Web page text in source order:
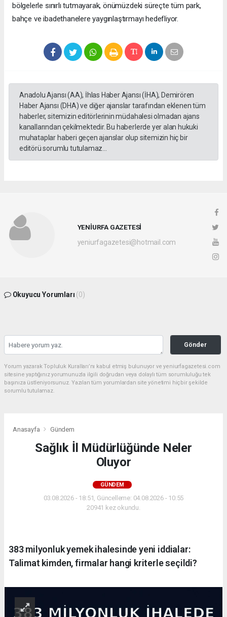
bölgelerle sınırlı tutmayarak, önümüzdeki süreçte tüm park,
bahçe ve ibadethanelere yaygınlaştırmayı hedefliyor.
Anadolu Ajansı (AA), İhlas Haber Ajansı (İHA), Demirören
Haber Ajansı (DHA) ve diğer ajanslar tarafından eklenen tüm
haberler, sitemizin editörlerinin müdahalesi olmadan ajans
kanallarından çekilmektedir. Bu haberlerde yer alan hukuki
muhataplar haberi geçen ajanslar olup sitemizin hiç bir
editörü sorumlu tutulamaz...
YENİURFA GAZETESİ
yeniurfagazetesi@hotmail.com
Okuyucu Yorumları (0)
Gönder
Yorum yazarak Topluluk Kuralları’nı kabul etmiş bulunuyor ve yeniurfagazetesi.com
sitesine yaptığınız yorumunuzla ilgili doğrudan veya dolaylı tüm sorumluluğu tek
başınıza üstleniyorsunuz. Yazılan tüm yorumlardan site yönetimi hiçbir şekilde
sorumlu tutulamaz.
Anasayfa Gündem
Sağlık İl Müdürlüğünde Neler
Oluyor
GÜNDEM
03.08.2026 - 18:51, Güncelleme: 04.08.2026 - 10:55
20941 kez okundu.
383 milyonluk yemek ihalesinde yeni iddialar:
Talimat kimden, firmalar hangi kriterle seçildi?